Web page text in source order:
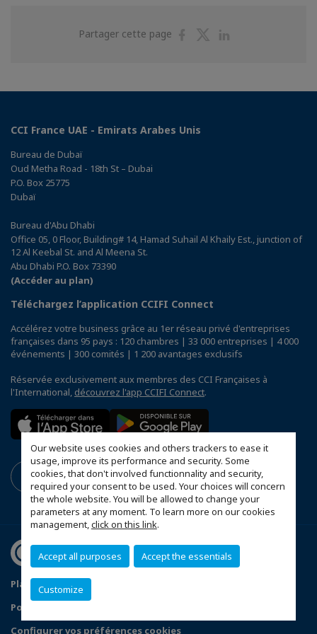
Our website uses cookies and others trackers to ease it
usage, improve its performance and security. Some
cookies, that don't involved functionnality and security,
required your consent to be used. Your choices will concern
the whole website. You will be allowed to change your
parameters at any moment. To learn more on our cookies
management,click on this link.
Accept all purposes Accept the essentials
Customize
Partager cette page
PartagerPartager
CCI France UAE - Emirats Arabes Unis
Bureau de Dubaï
Oud Metha Road - 18th St – Dubai
P.O. Box 25775
Dubaï
Bureau d'Abu Dhabi
Office 05, 0 Floor, Building# 14, Hamad Suhail Al Khaily Est., junction of
12 Al Keebal St. and Al Meena St.
Abu Dhabi P.O. Box 73390
(Accéder au plan)
Téléchargez l’application CCIFI Connect
Accélérez votre business grâce au 1er réseau privé d'entreprises
françaises dans 95 pays : 120 chambres | 33 000 entreprises | 4 000
événements | 300 comités | 1 200 avantages exclusifs
Réservée exclusivement aux membres des CCI Françaises à
l'International, découvrez l'app CCIFI Connect.
Plan du site
Mentions légales
Politique de confidentialité
Configurer vos préférences cookies